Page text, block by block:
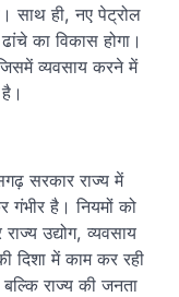
साथ ही, नए पेट्रोल
का विकास होगा।
व्यवसाय करने में
सरकार राज्य में
गंभीर है। नियमों को
उद्योग, व्यवसाय
दिशा में काम कर रही
राज्य की जनता